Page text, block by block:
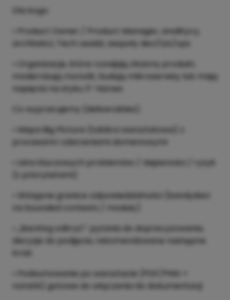
Dla kogo:
• Product Owner / Product Manager, analitycy,
architekci, Tech Leadzi, zespoły dev/QA/ops
• Organizacje, które rozwijają złożony produkt,
modernizują monolit, budują mikroserwisy lub mają
napięcia na styku IT–biznes
Co wypracujemy (deliverables):
• Mapa Big Picture (tablica warsztatowa) z
procesami i zdarzeniami domenowymi
• Lista kluczowych problemów / niejasności / ryzyk
(z priorytetami)
• Wstępne granice odpowiedzialności (kandydaci
na bounded contexts / moduły)
• „Backlog odkryć”: pytania do doprecyzowania,
decyzje do podjęcia, rekomendowane następne
kroki
• Podsumowanie po warsztacie (PDF/PNG +
notatki) gotowe do włączenia do dokumentacji